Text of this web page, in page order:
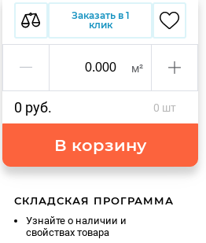
Заказать в 1
клик
м²
0 руб. 0 шт
В корзину
СКЛАДСКАЯ ПРОГРАММА
Узнайте о наличии и
свойствах товара